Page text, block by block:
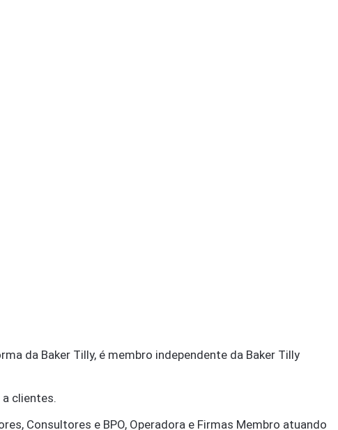
da Baker Tilly, é membro independente da Baker Tilly
clientes.
Consultores e BPO, Operadora e Firmas Membro atuando